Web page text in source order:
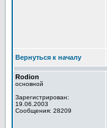
Вернуться к началу
Rodion
основной
Зарегистрирован:
19.06.2003
Сообщения: 28209